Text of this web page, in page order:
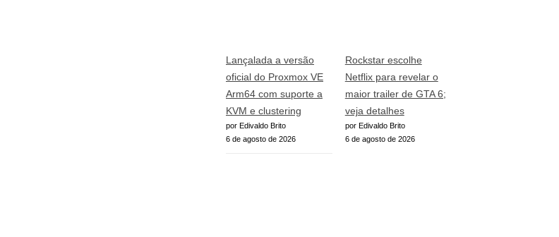
Lançalada a versão
oficial do Proxmox VE
Arm64 com suporte a
KVM e clustering
por Edivaldo Brito
6 de agosto de 2026
Rockstar escolhe
Netflix para revelar o
maior trailer de GTA 6;
veja detalhes
por Edivaldo Brito
6 de agosto de 2026